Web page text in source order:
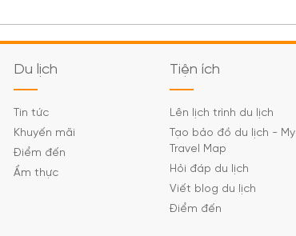
Du lịch
Tin tức
Khuyến mãi
Điểm đến
Ẩm thực
Tiện ích
Lên lịch trình du lịch
Tạo bảo đồ du lịch - My
Travel Map
Hỏi đáp du lịch
Viết blog du lịch
Điểm đến